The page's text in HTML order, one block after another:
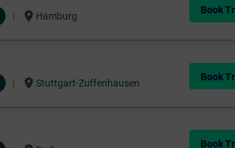
location_on Hamburg
Book
location_on Stuttgart-Zuffenhausen
Book
Book